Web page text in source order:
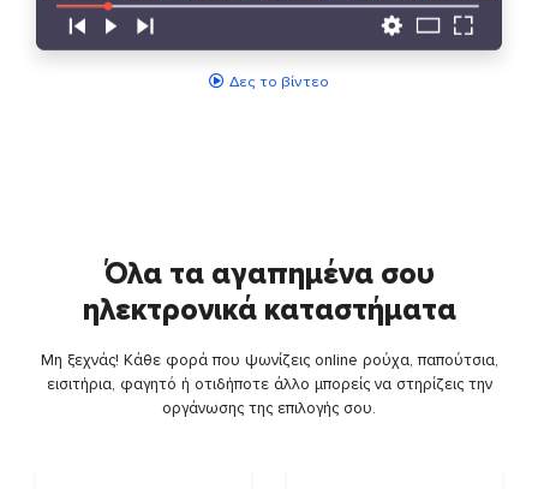
Δες το βίντεο
Όλα τα αγαπημένα σου
ηλεκτρονικά καταστήματα
Μη ξεχνάς! Κάθε φορά που ψωνίζεις online ρούχα, παπούτσια,
εισιτήρια, φαγητό ή οτιδήποτε άλλο μπορείς να στηρίζεις την
οργάνωσης της επιλογής σου.